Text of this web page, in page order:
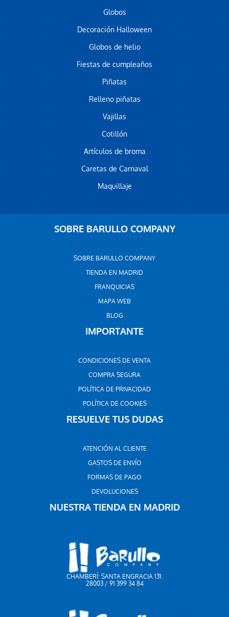
Globos
Decoración Halloween
Globos de helio
Fiestas de cumpleaños
Piñatas
Relleno piñatas
Vajillas
Cotillón
Artículos de broma
Caretas de Carnaval
Maquillaje
SOBRE BARULLO COMPANY
SOBRE BARULLO COMPANY
TIENDA EN MADRID
FRANQUICIAS
MAPA WEB
BLOG
IMPORTANTE
CONDICIONES DE VENTA
COMPRA SEGURA
POLÍTICA DE PRIVACIDAD
POLÍTICA DE COOKIES
RESUELVE TUS DUDAS
ATENCIÓN AL CLIENTE
GASTOS DE ENVÍO
FORMAS DE PAGO
DEVOLUCIONES
NUESTRA TIENDA EN MADRID
CHAMBERÍ: SANTA ENGRACIA 131.
28003 / 91 399 34 84